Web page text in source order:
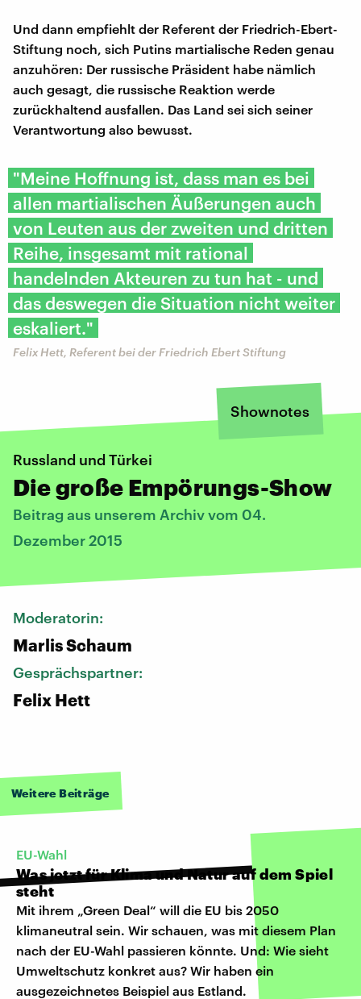
Und dann empfiehlt der Referent der Friedrich-Ebert-
Stiftung noch, sich Putins martialische Reden genau
anzuhören: Der russische Präsident habe nämlich
auch gesagt, die russische Reaktion werde
zurückhaltend ausfallen. Das Land sei sich seiner
Verantwortung also bewusst.
"Meine Hoffnung ist, dass man es bei
allen martialischen Äußerungen auch
von Leuten aus der zweiten und dritten
Reihe, insgesamt mit rational
handelnden Akteuren zu tun hat - und
das deswegen die Situation nicht weiter
eskaliert."
Felix Hett, Referent bei der Friedrich Ebert Stiftung
Shownotes
Russland und Türkei
Die große Empörungs-Show
Beitrag aus unserem Archiv vom 04.
Dezember 2015
Moderatorin:
Marlis Schaum
Gesprächspartner:
Felix Hett
Weitere Beiträge
EU-Wahl
Was jetzt für Klima und Natur auf dem Spiel
steht
Mit ihrem „Green Deal“ will die EU bis 2050
klimaneutral sein. Wir schauen, was mit diesem Plan
nach der EU-Wahl passieren könnte. Und: Wie sieht
Umweltschutz konkret aus? Wir haben ein
ausgezeichnetes Beispiel aus Estland.